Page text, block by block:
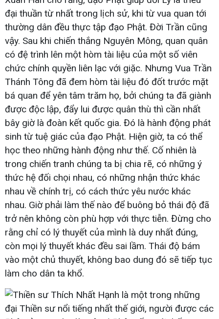
đại thuần từ nhất trong lịch sử, khi từ vua quan tới
thường dân đều thực tập đạo Phật. Đời Trần cũng
vậy. Sau khi chiến thắng Nguyên Mông, quan quân
có đệ trình lên một hòm tài liệu của một số viên
chức chính quyền liên lạc với giặc. Nhưng Vua Trần
Thánh Tông đã đem hòm tài liệu đó đốt trước mặt
bá quan để yên tâm trăm họ, bởi chúng ta đã giành
được độc lập, đẩy lui được quân thù thì cần nhất
bây giờ là đoàn kết quốc gia. Đó là hành động phát
sinh từ tuệ giác của đạo Phật. Hiện giờ, ta có thể
học theo những hành động như thế. Cố nhiên là
trong chiến tranh chúng ta bị chia rẽ, có những ý
thức hệ đối chọi nhau, có những nhận thức khác
nhau về chính trị, có cách thức yêu nước khác
nhau. Giờ phải làm thế nào để buông bỏ thái độ đã
trở nên không còn phù hợp với thực tiễn. Đừng cho
rằng chỉ có lý thuyết của mình là duy nhất đúng,
còn mọi lý thuyết khác đều sai lầm. Thái độ bám
vào một chủ thuyết, không bao dung đó sẽ tiếp tục
làm cho dân ta khổ.